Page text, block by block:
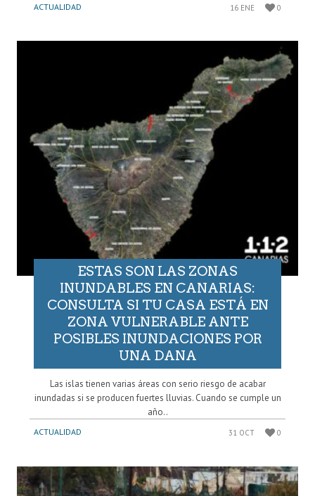
ACTUALIDAD 16 ENE 0
ESTAS SON LAS ZONAS
INUNDABLES EN CANARIAS:
CONSULTA SI TU CASA ESTÁ EN
ZONA VULNERABLE ANTE
POSIBLES INUNDACIONES POR
UNA DANA
Las islas tienen varias áreas con serio riesgo de acabar
inundadas si se producen fuertes lluvias. Cuando se cumple un
año..
ACTUALIDAD 31 OCT 0